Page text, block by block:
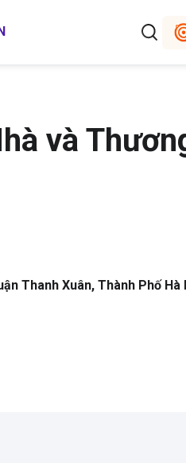
và
Thanh Xuân, Thành Phố Hà